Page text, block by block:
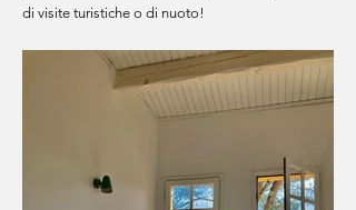
di visite turistiche o di nuoto!